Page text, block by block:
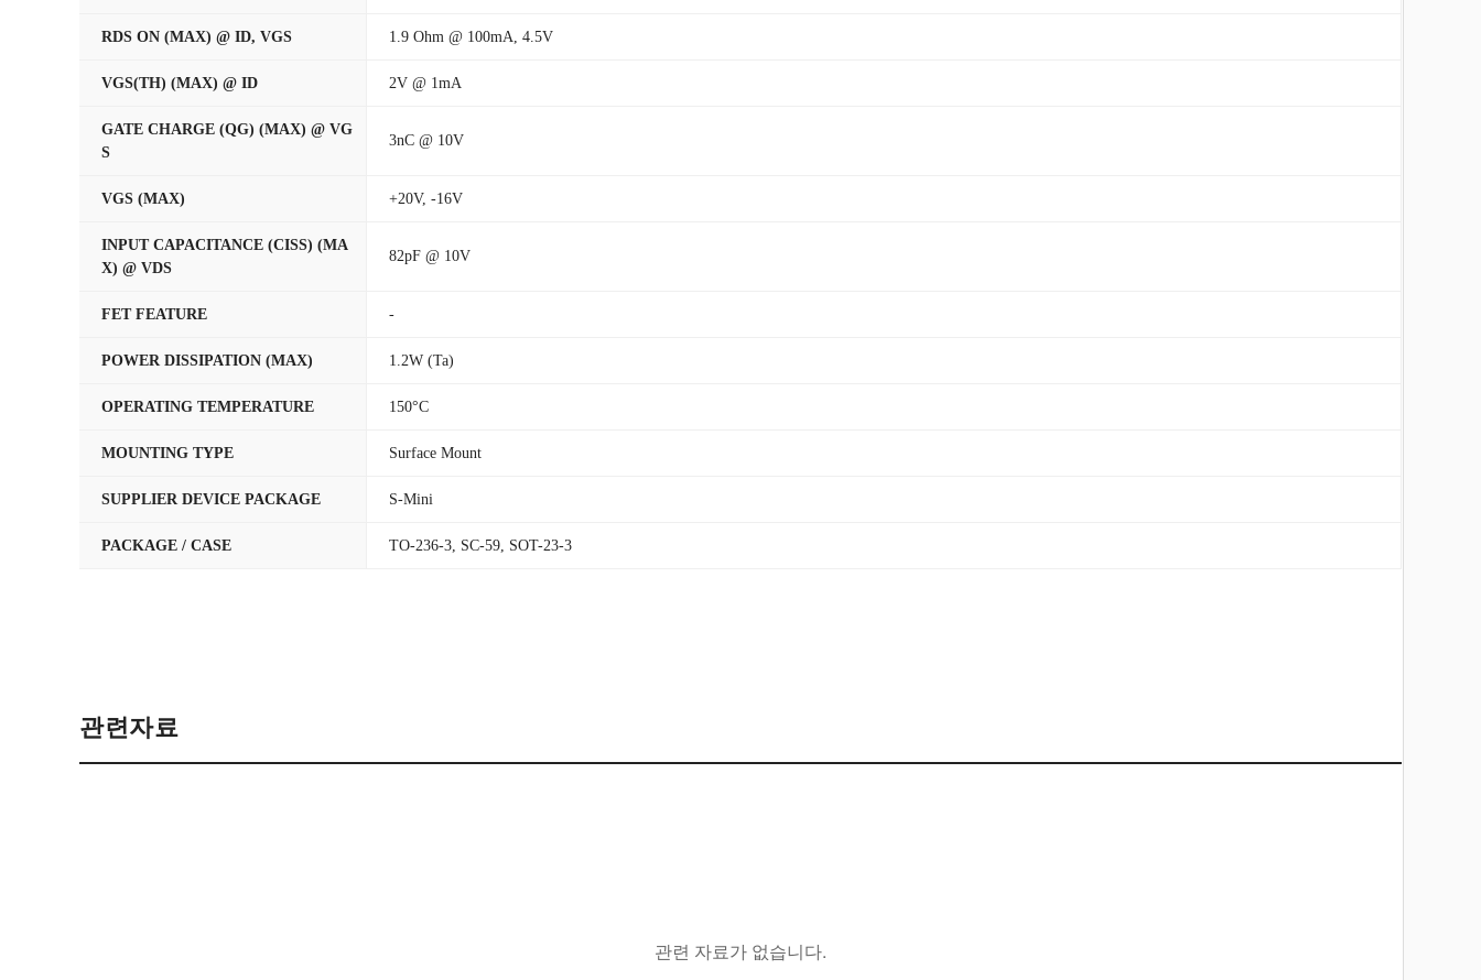
RDS ON (MAX) @ ID, VGS 1.9 Ohm @ 100mA, 4.5V
VGS(TH) (MAX) @ ID 2V @ 1mA
GATE CHARGE (QG) (MAX) @ VG
S
3nC @ 10V
VGS (MAX) +20V, -16V
INPUT CAPACITANCE (CISS) (MA
X) @ VDS
82pF @ 10V
FET FEATURE -
POWER DISSIPATION (MAX) 1.2W (Ta)
OPERATING TEMPERATURE 150°C
MOUNTING TYPE Surface Mount
SUPPLIER DEVICE PACKAGE S-Mini
PACKAGE / CASE TO-236-3, SC-59, SOT-23-3
관련자료
관련 자료가 없습니다.